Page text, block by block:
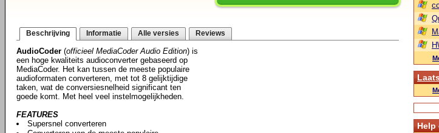
Beschrijving Informatie Alle versies Reviews
AudioCoder (officieel MediaCoder Audio Edition) is
een hoge kwaliteits audioconverter gebaseerd op
MediaCoder. Het kan tussen de meeste populaire
audioformaten converteren, met tot 8 gelijktijdige
taken, wat de conversiesnelheid significant ten
goede komt. Met heel veel instelmogelijkheden.
FEATURES
Supersnel converteren
Help